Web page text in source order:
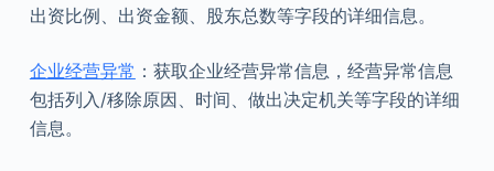
出资比例、出资金额、股东总数等字段的详细信息。
企业经营异常 ：获取企业经营异常信息，经营异常信息
包括列入/移除原因、时间、做出决定机关等字段的详细
信息。